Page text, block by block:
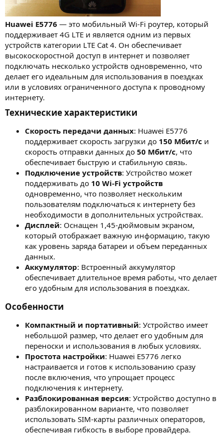
Huawei E5776 — это мобильный Wi-Fi роутер, который
поддерживает 4G LTE и является одним из первых
устройств категории LTE Cat 4. Он обеспечивает
высокоскоростной доступ в интернет и позволяет
подключать несколько устройств одновременно, что
делает его идеальным для использования в поездках
или в условиях ограниченного доступа к проводному
интернету.
Технические характеристики​
Скорость передачи данных: Huawei E5776
поддерживает скорость загрузки до 150 Мбит/с и
скорость отправки данных до 50 Мбит/с, что
обеспечивает быструю и стабильную связь.
Подключение устройств: Устройство может
поддерживать до 10 Wi-Fi устройств
одновременно, что позволяет нескольким
пользователям подключаться к интернету без
необходимости в дополнительных устройствах.
Дисплей: Оснащен 1,45-дюймовым экраном,
который отображает важную информацию, такую
как уровень заряда батареи и объем переданных
данных.
Аккумулятор: Встроенный аккумулятор
обеспечивает длительное время работы, что делает
его удобным для использования в поездках.
Особенности​
Компактный и портативный: Устройство имеет
небольшой размер, что делает его удобным для
переноски и использования в любых условиях.
Простота настройки: Huawei E5776 легко
настраивается и готов к использованию сразу
после включения, что упрощает процесс
подключения к интернету.
Разблокированная версия: Устройство доступно в
разблокированном варианте, что позволяет
использовать SIM-карты различных операторов,
обеспечивая гибкость в выборе провайдера.